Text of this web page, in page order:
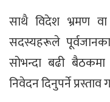
साथै विदेश भ्रमण
सदस्यहरूले
सोभन्दा बढी
निवेदन दिनुपर्ने प्रस्ताव